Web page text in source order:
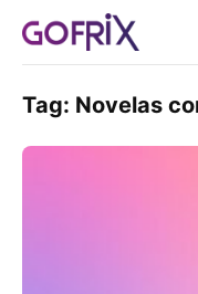
Tag: Novelas